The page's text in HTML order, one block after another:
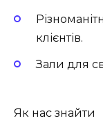
клієнтів.
Зали для
Як нас знайти